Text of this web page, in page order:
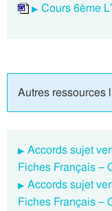
Cours 6ème
Autres ressources
Accords sujet
Fiches Français –
Accords sujet
Fiches Français –